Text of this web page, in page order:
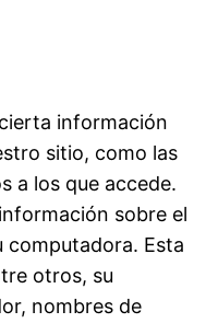
información
sitio, como las
a los que accede.
sobre el
computadora. Esta
otros, su
nombres de